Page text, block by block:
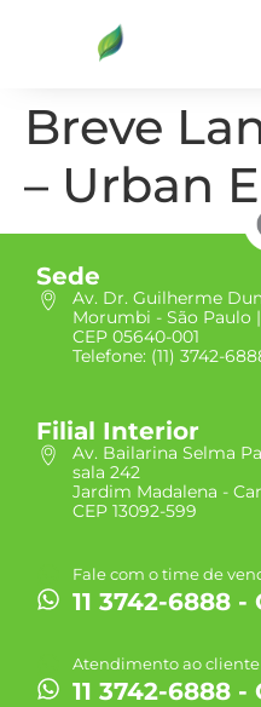
Breve
– Urban
Sede
Av. Dr. Guilherme
Morumbi - São Paulo
CEP 05640-001
Telefone: (11) 3742-
Filial Interior
Av. Bailarina Selma
sala 242
Jardim Madalena -
CEP 13092-599
Fale com o time de
11 3742-6888 -
Atendimento ao cliente
11 3742-6888 -